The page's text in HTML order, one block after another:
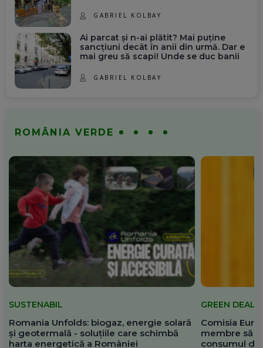
GABRIEL KOLBAY
Ai parcat și n-ai plătit? Mai puține
sancțiuni decât în anii din urmă. Dar e
mai greu să scapi! Unde se duc banii
GABRIEL KOLBAY
ROMÂNIA VERDE
SUSTENABIL
Romania Unfolds: biogaz, energie solară
și geotermală - soluțiile care schimbă
harta energetică a României
GREEN DEAL
Comisia
membre să
consumul de